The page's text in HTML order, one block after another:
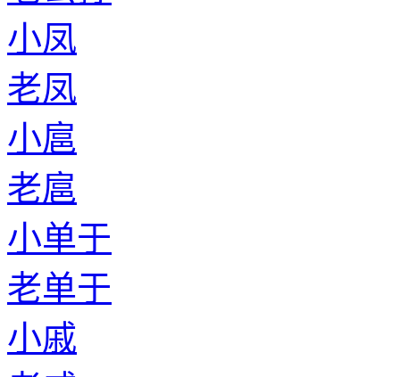
小凤
老凤
小扈
老扈
小单于
老单于
小戚